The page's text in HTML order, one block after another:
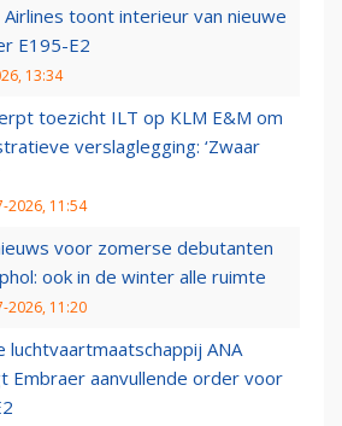
Airlines toont interieur van nieuwe
E195-E2
13:34
toezicht ILT op KLM E&M om
verslaglegging: ‘Zwaar
2026, 11:54
voor zomerse debutanten
ook in de winter alle ruimte
2026, 11:20
luchtvaartmaatschappij ANA
Embraer aanvullende order voor